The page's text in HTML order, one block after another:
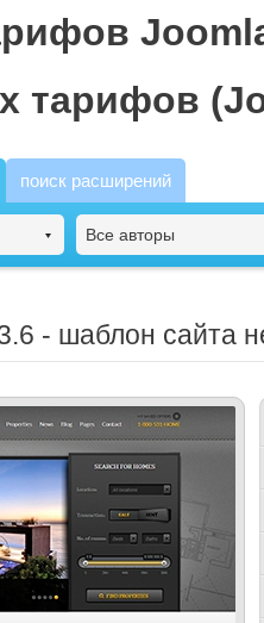
тарифов
поиск расширений
Все авторы
- шаблон сайта